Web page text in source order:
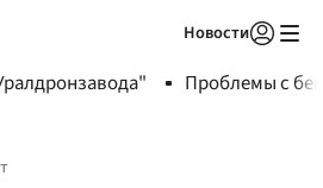
Новости
Проблемы с